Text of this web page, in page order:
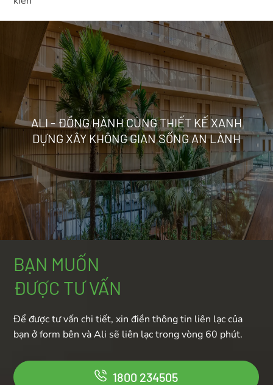
ALI - ĐỒNG HÀNH CÙNG THIẾT KẾ XANH
DỰNG XÂY KHÔNG GIAN SỐNG AN LÀNH
BẠN MUỐN
ĐƯỢC TƯ VẤN
Để được tư vấn chi tiết, xin điền thông tin liên lạc của
bạn ở form bên và Ali sẽ liên lạc trong vòng 60 phút.
1800 234505